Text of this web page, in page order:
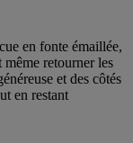
en fonte émaillée,
retourner les
et des côtés
en restant